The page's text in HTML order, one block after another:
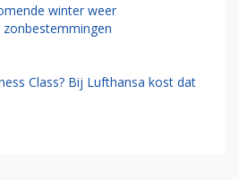
winter weer
Class? Bij Lufthansa kost dat